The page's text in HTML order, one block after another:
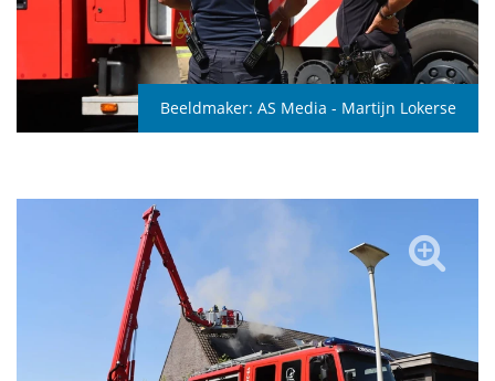
Beeldmaker: AS Media - Martijn Lokerse